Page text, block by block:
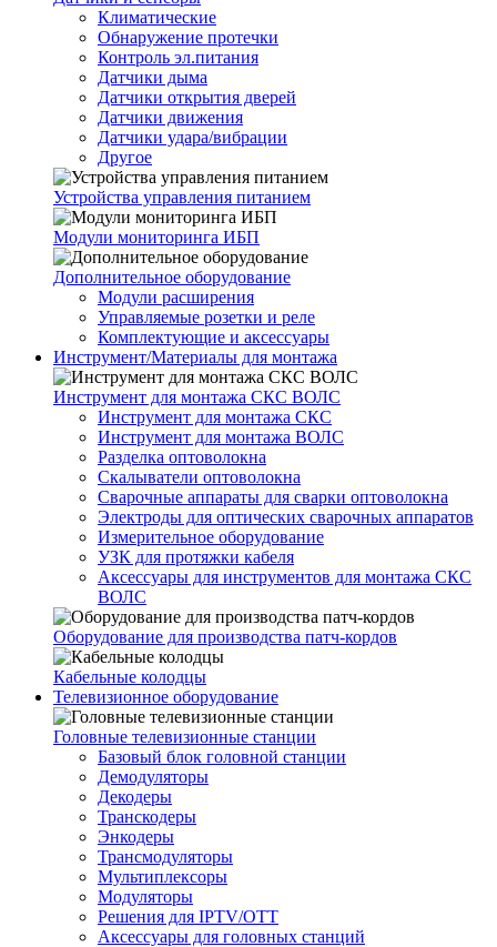
Климатические
Обнаружение протечки
Контроль эл.питания
Датчики дыма
Датчики открытия дверей
Датчики движения
Датчики удара/вибрации
Другое
Устройства управления питанием
Модули мониторинга ИБП
Дополнительное оборудование
Модули расширения
Управляемые розетки и реле
Комплектующие и аксессуары
Инструмент/Материалы для монтажа
Инструмент для монтажа СКС ВОЛС
Инструмент для монтажа СКС
Инструмент для монтажа ВОЛС
Разделка оптоволокна
Скалыватели оптоволокна
Сварочные аппараты для сварки оптоволокна
Электроды для оптических сварочных аппаратов
Измерительное оборудование
УЗК для протяжки кабеля
Аксессуары для инструментов для монтажа СКС
ВОЛС
Оборудование для производства патч-кордов
Кабельные колодцы
Телевизионное оборудование
Головные телевизионные станции
Базовый блок головной станции
Демодуляторы
Декодеры
Транскодеры
Энкодеры
Трансмодуляторы
Мультиплексоры
Модуляторы
Решения для IPTV/OTT
Аксессуары для головных станций